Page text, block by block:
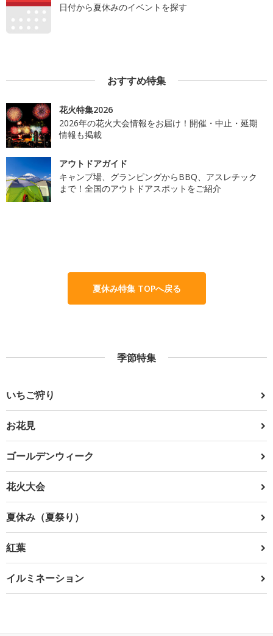
日付から夏休みのイベントを探す
おすすめ特集
花火特集2026
2026年の花火大会情報をお届け！開催・中止・延期
情報も掲載
アウトドアガイド
キャンプ場、グランピングからBBQ、アスレチック
まで！全国のアウトドアスポットをご紹介
夏休み特集 TOPへ戻る
季節特集
いちご狩り
お花見
ゴールデンウィーク
花火大会
夏休み（夏祭り）
紅葉
イルミネーション